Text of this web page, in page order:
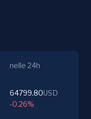
nelle 24h
64799.80USD
-0.26%